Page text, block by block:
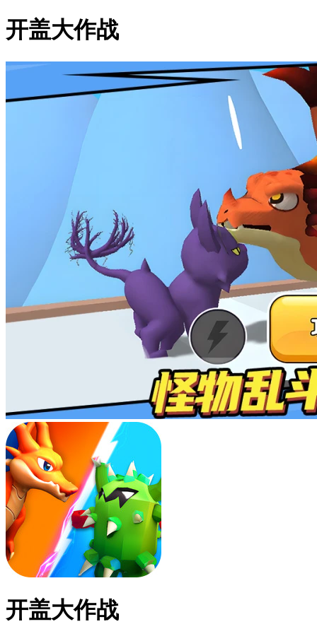
开盖大作战
开盖大作战